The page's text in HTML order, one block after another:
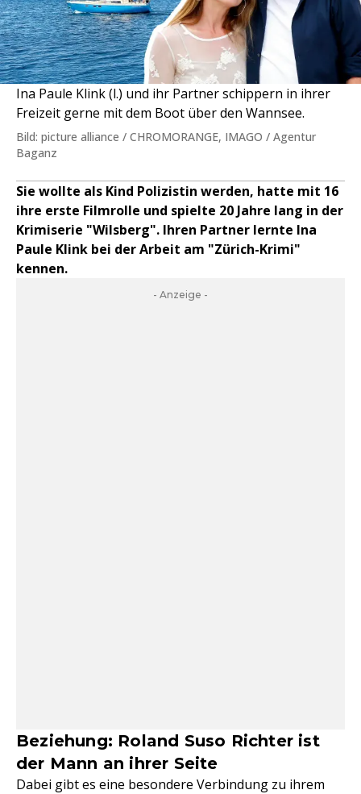
Ina Paule Klink (l.) und ihr Partner schippern in ihrer
Freizeit gerne mit dem Boot über den Wannsee.
Bild: picture alliance / CHROMORANGE, IMAGO / Agentur
Baganz
Sie wollte als Kind Polizistin werden, hatte mit 16
ihre erste Filmrolle und spielte 20 Jahre lang in der
Krimiserie "Wilsberg". Ihren Partner lernte Ina
Paule Klink bei der Arbeit am "Zürich-Krimi"
kennen.
- Anzeige -
Beziehung: Roland Suso Richter ist
der Mann an ihrer Seite
Dabei gibt es eine besondere Verbindung zu ihrem